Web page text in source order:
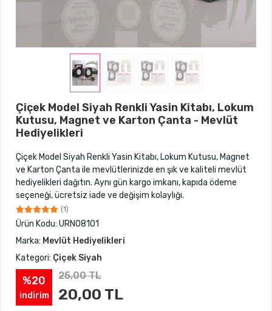
Çiçek Model Siyah Renkli Yasin Kitabı, Lokum
Kutusu, Magnet ve Karton Çanta - Mevlüt
Hediyelikleri
Çiçek Model Siyah Renkli Yasin Kitabı, Lokum Kutusu, Magnet
ve Karton Çanta ile mevlütlerinizde en şık ve kaliteli mevlüt
hediyelikleri dağıtın. Aynı gün kargo imkanı, kapıda ödeme
seçeneği, ücretsiz iade ve değişim kolaylığı.
(1)
Ürün Kodu: URN08101
Marka: Mevlüt Hediyelikleri
Kategori: Çiçek Siyah
%20
indirim
25,00 TL
20,00 TL